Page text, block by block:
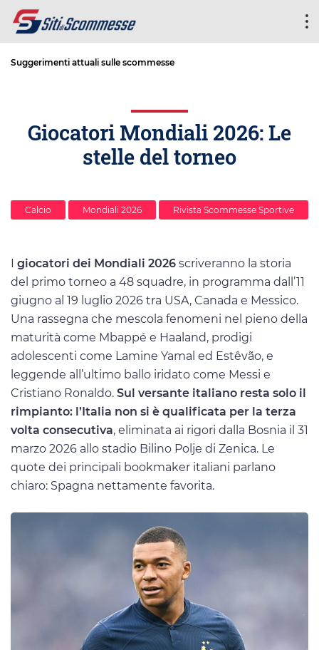
Suggerimenti attuali sulle scommesse
Giocatori Mondiali 2026: Le
stelle del torneo
Calcio Mondiali 2026 Rivista Scommesse Sportive
giocatori dei Mondiali 2026 scriveranno la storia
del primo torneo a 48 squadre, in programma dall’11
giugno al 19 luglio 2026 tra USA, Canada e Messico.
Una rassegna che mescola fenomeni nel pieno della
maturità come Mbappé e Haaland, prodigi
adolescenti come Lamine Yamal ed Estêvão, e
leggende all’ultimo ballo iridato come Messi e
Cristiano Ronaldo. Sul versante italiano resta solo il
rimpianto: l’Italia non si è qualificata per la terza
volta consecutiva, eliminata ai rigori dalla Bosnia il 31
marzo 2026 allo stadio Bilino Polje di Zenica. Le
quote dei principali bookmaker italiani parlano
chiaro: Spagna nettamente favorita.